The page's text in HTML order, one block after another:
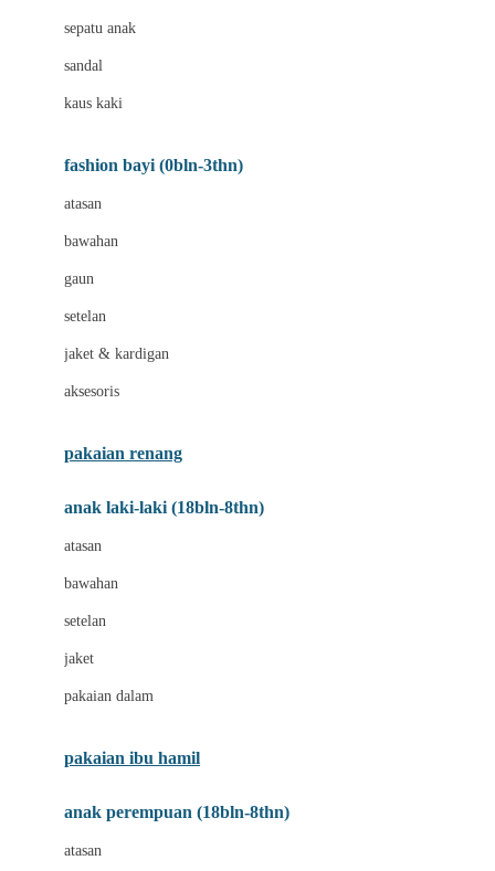
Biolane
Bizzi Growin
Blooming Marvellous
Bravado
Buds Organics
Bugaboo
C
Cottonseeds
Crane
sepatu anak
sandal
kaus kaki
fashion bayi (0bln-3thn)
atasan
bawahan
gaun
setelan
jaket & kardigan
aksesoris
pakaian renang
anak laki-laki (18bln-8thn)
atasan
bawahan
setelan
jaket
pakaian dalam
pakaian ibu hamil
anak perempuan (18bln-8thn)
atasan